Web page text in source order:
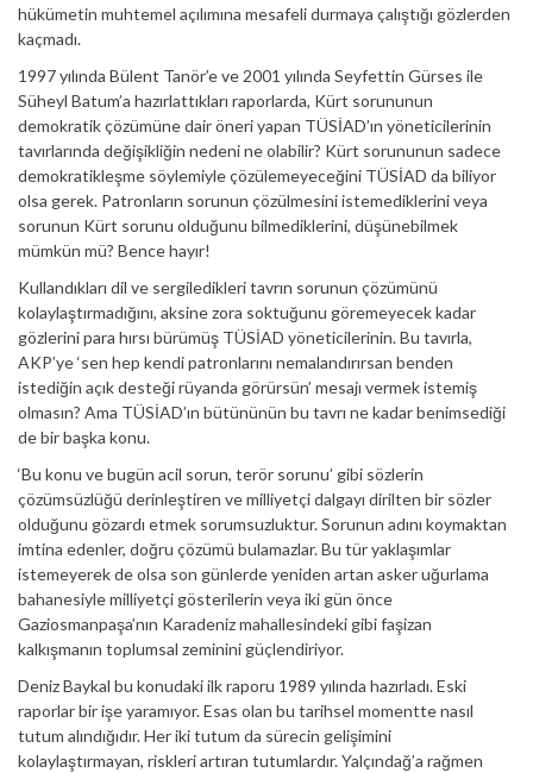
hükümetin muhtemel açılımına mesafeli durmaya çalıştığı gözlerden
kaçmadı.
1997 yılında Bülent Tanör’e ve 2001 yılında Seyfettin Gürses ile
Süheyl Batum’a hazırlattıkları raporlarda, Kürt sorununun
demokratik çözümüne dair öneri yapan TÜSİAD’ın yöneticilerinin
tavırlarında değişikliğin nedeni ne olabilir? Kürt sorununun sadece
demokratikleşme söylemiyle çözülemeyeceğini TÜSİAD da biliyor
olsa gerek. Patronların sorunun çözülmesini istemediklerini veya
sorunun Kürt sorunu olduğunu bilmediklerini, düşünebilmek
mümkün mü? Bence hayır!
Kullandıkları dil ve sergiledikleri tavrın sorunun çözümünü
kolaylaştırmadığını, aksine zora soktuğunu göremeyecek kadar
gözlerini para hırsı bürümüş TÜSİAD yöneticilerinin. Bu tavırla,
AKP’ye ‘sen hep kendi patronlarını nemalandırırsan benden
istediğin açık desteği rüyanda görürsün’ mesajı vermek istemiş
olmasın? Ama TÜSİAD’ın bütününün bu tavrı ne kadar benimsediği
de bir başka konu.
‘Bu konu ve bugün acil sorun, terör sorunu’ gibi sözlerin
çözümsüzlüğü derinleştiren ve milliyetçi dalgayı dirilten bir sözler
olduğunu gözardı etmek sorumsuzluktur. Sorunun adını koymaktan
imtina edenler, doğru çözümü bulamazlar. Bu tür yaklaşımlar
istemeyerek de olsa son günlerde yeniden artan asker uğurlama
bahanesiyle milliyetçi gösterilerin veya iki gün önce
Gaziosmanpaşa’nın Karadeniz mahallesindeki gibi faşizan
kalkışmanın toplumsal zeminini güçlendiriyor.
Deniz Baykal bu konudaki ilk raporu 1989 yılında hazırladı. Eski
raporlar bir işe yaramıyor. Esas olan bu tarihsel momentte nasıl
tutum alındığıdır. Her iki tutum da sürecin gelişimini
kolaylaştırmayan, riskleri artıran tutumlardır. Yalçındağ’a rağmen